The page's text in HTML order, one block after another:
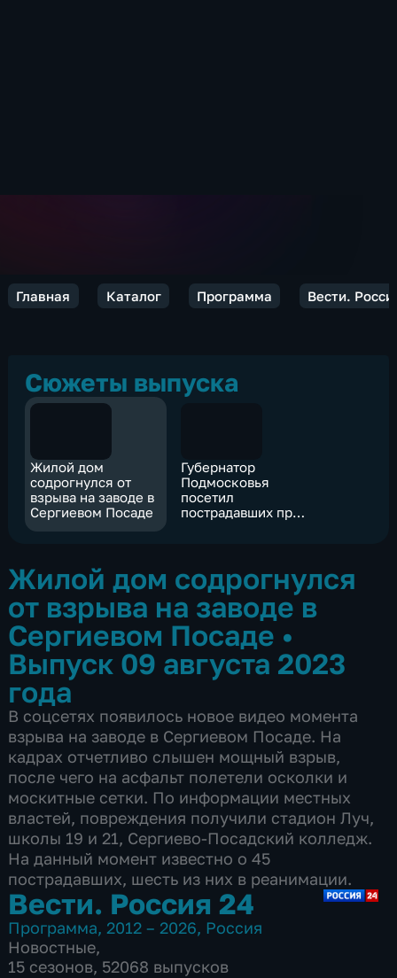
Главная Каталог Программа Вести.
Сюжеты выпуска
Жилой дом
содрогнулся от
взрыва на заводе в
Сергиевом Посаде
Губернатор
Подмосковья
посетил
пострадавших при
Жилой дом содрогнулся
от взрыва на заводе в
Сергиевом Посаде •
Выпуск 09 августа 2023
года
В соцсетях появилось новое видео момента
взрыва на заводе в Сергиевом Посаде. На
кадрах отчетливо слышен мощный взрыв,
после чего на асфальт полетели осколки и
москитные сетки. По информации местных
властей, повреждения получили стадион Луч,
школы 19 и 21, Сергиево-Посадский колледж.
На данный момент известно о 45
пострадавших, шесть из них в реанимации.
Вести. Россия 24
Программа, 2012 – 2026, Россия
Новостные,
15 сезонов, 52068 выпусков